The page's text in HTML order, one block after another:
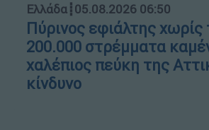
Ελλάδα┋05.08.2026 06:50
Πύρινος εφιάλτης χωρίς
200.000 στρέμματα
χαλέπιος πεύκη της
κίνδυνο